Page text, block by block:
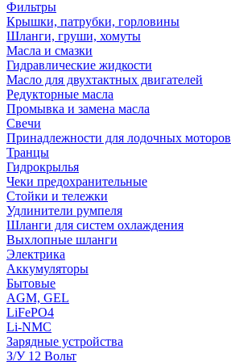
Фильтры
Крышки, патрубки, горловины
Шланги, груши, хомуты
Масла и смазки
Гидравлические жидкости
Масло для двухтактных двигателей
Редукторные масла
Промывка и замена масла
Свечи
Принадлежности для лодочных моторов
Транцы
Гидрокрылья
Чеки предохранительные
Стойки и тележки
Удлинители румпеля
Шланги для систем охлаждения
Выхлопные шланги
Электрика
Аккумуляторы
Бытовые
AGM, GEL
LiFePO4
Li-NMC
Зарядные устройства
З/У 12 Вольт